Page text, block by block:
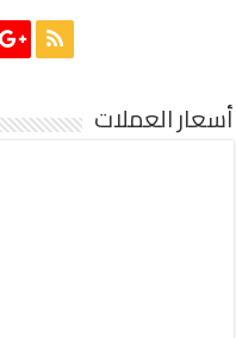
أسعار العملات